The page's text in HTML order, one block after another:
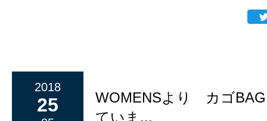
2018
25
WOMENSより カゴ
ていま...